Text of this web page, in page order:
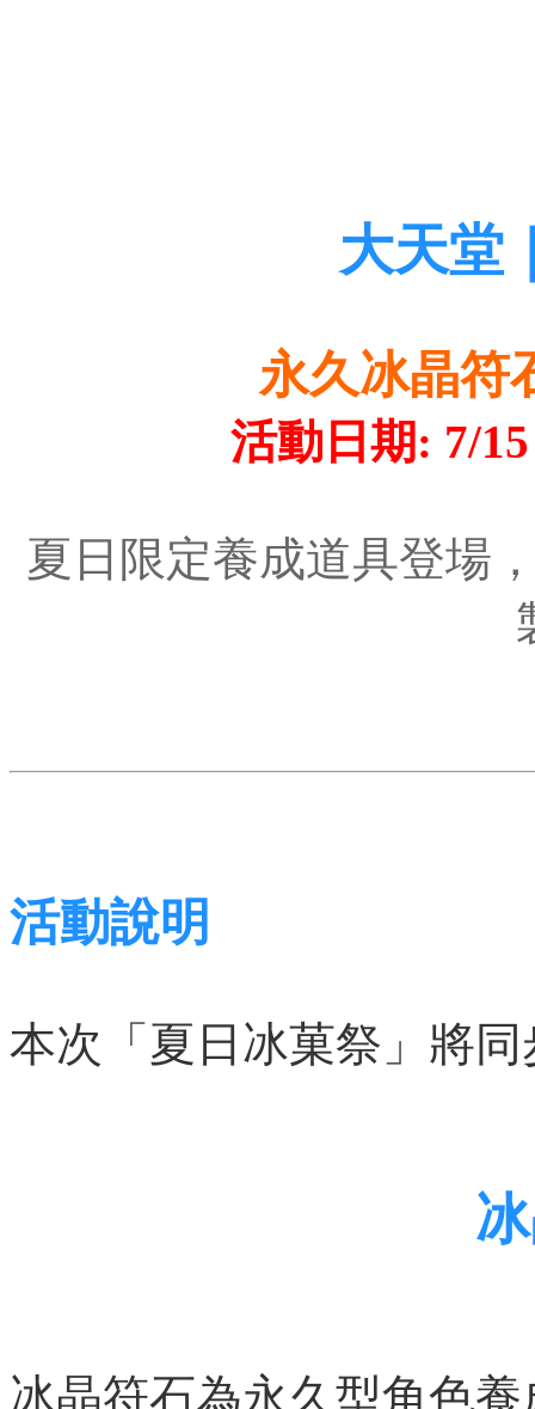
大天堂
永久冰晶符
活動日期: 7/
夏日限定養成道具登場
活動說明
本次「夏日冰菓祭」將
冰晶符石為永久型角色